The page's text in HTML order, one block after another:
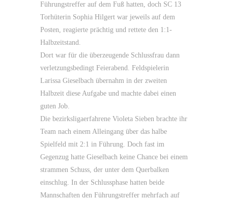
Führungstreffer auf dem Fuß hatten, doch SC 13
Torhüterin Sophia Hilgert war jeweils auf dem
Posten, reagierte prächtig und rettete den 1:1-
Halbzeitstand.
Dort war für die überzeugende Schlussfrau dann
verletzungsbedingt Feierabend. Feldspielerin
Larissa Gieselbach übernahm in der zweiten
Halbzeit diese Aufgabe und machte dabei einen
guten Job.
Die bezirksligaerfahrene Violeta Sieben brachte ihr
Team nach einem Alleingang über das halbe
Spielfeld mit 2:1 in Führung. Doch fast im
Gegenzug hatte Gieselbach keine Chance bei einem
strammen Schuss, der unter dem Querbalken
einschlug. In der Schlussphase hatten beide
Mannschaften den Führungstreffer mehrfach auf